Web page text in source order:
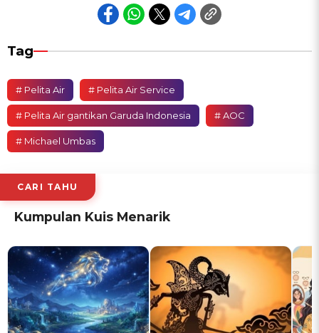
Tag
# Pelita Air # Pelita Air Service
# Pelita Air gantikan Garuda Indonesia # AOC
# Michael Umbas
CARI TAHU
Kumpulan Kuis Menarik